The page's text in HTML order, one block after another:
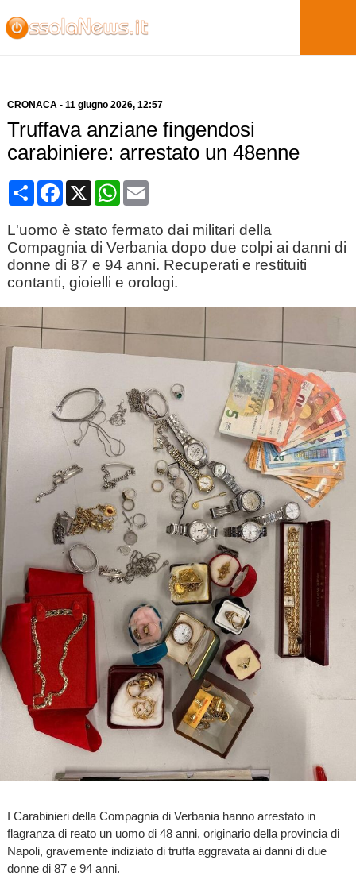
CRONACA- 11 giugno 2026, 12:57
Truffava anziane fingendosi
carabiniere: arrestato un 48enne
CondividiFacebook
X WhatsApp
Email
L'uomo è stato fermato dai militari della
Compagnia di Verbania dopo due colpi ai danni di
donne di 87 e 94 anni. Recuperati e restituiti
contanti, gioielli e orologi.
I Carabinieri della Compagnia di Verbania hanno arrestato in
flagranza di reato un uomo di 48 anni, originario della provincia di
Napoli, gravemente indiziato di truffa aggravata ai danni di due
donne di 87 e 94 anni.